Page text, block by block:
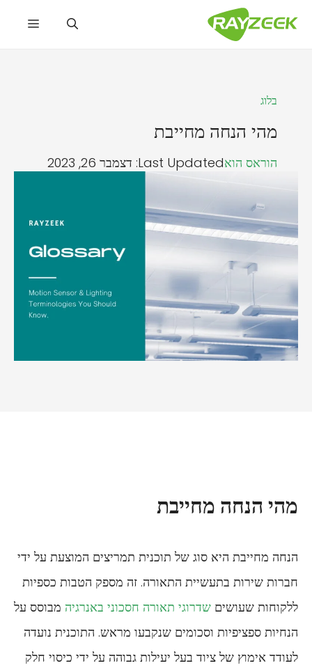
לתוכן
תפריט
בלוג
מהי הנחה מחייבת
הוראס הואLast Updated: דצמבר 26, 2023
מהי הנחה מחייבת
הנחה מחייבת היא סוג של תוכנית תמריצים המוצעת על ידי
חברות שירות בתעשיית התאורה. זה מספק הטבות כספיות
ללקוחות שעושים שדרוגי תאורה חסכוני באנרגיה מבוסס על
הנחיות ספציפיות וסכומים שנקבעו מראש. התוכנית נועדה
לעודד אימוץ של ציוד בעל יעילות גבוהה על ידי כיסוי חלק